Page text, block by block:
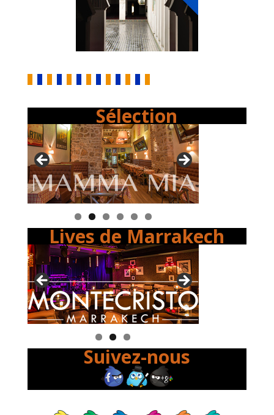
Sélection
Lives de Marrakech
Suivez-nous